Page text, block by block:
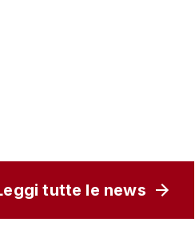
tutte le news